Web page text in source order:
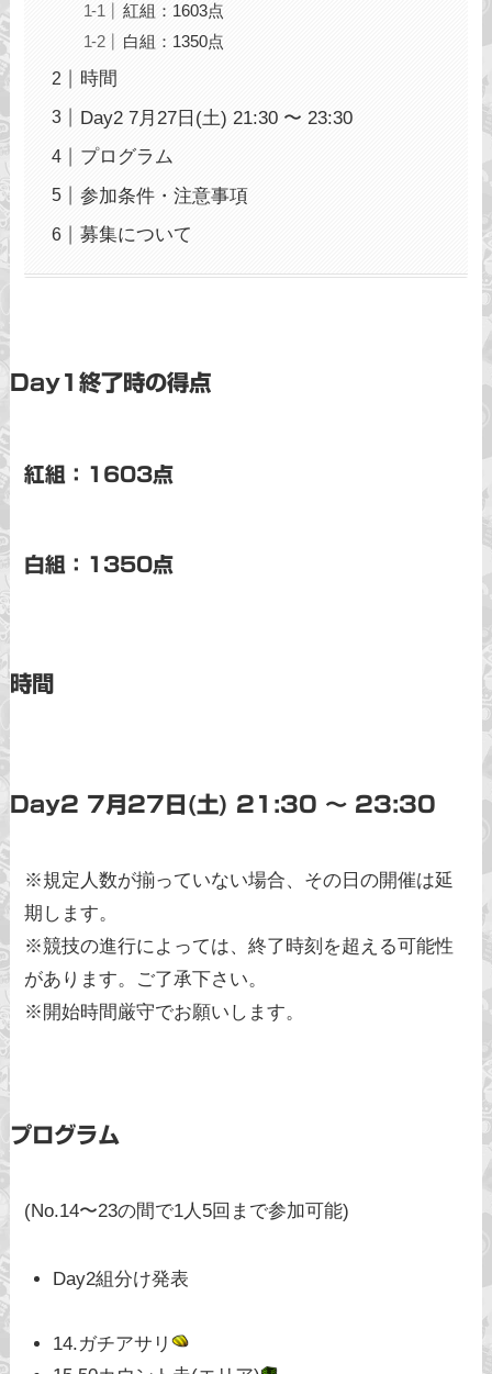
紅組：1603点
白組：1350点
時間
Day2 7月27日(土) 21:30 〜 23:30
プログラム
参加条件・注意事項
募集について
Day1終了時の得点
紅組：1603点
白組：1350点
時間
Day2 7月27日(土) 21:30 〜 23:30
※規定人数が揃っていない場合、その日の開催は延
期します。
※競技の進行によっては、終了時刻を超える可能性
があります。ご了承下さい。
※開始時間厳守でお願いします。
プログラム
(No.14〜23の間で1人5回まで参加可能)
Day2組分け発表
14.ガチアサリ